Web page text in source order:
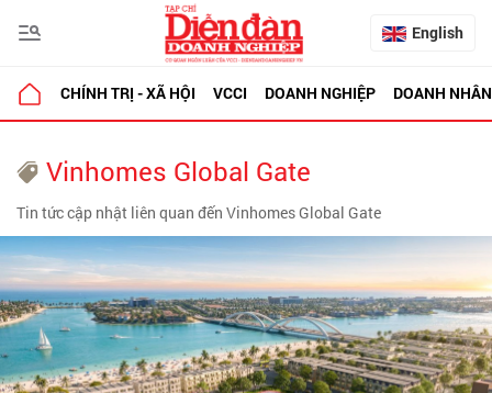
English
CHÍNH TRỊ - XÃ HỘI VCCI DOANH NGHIỆP DOANH NHÂN
Vinhomes Global Gate
Tin tức cập nhật liên quan đến Vinhomes Global Gate